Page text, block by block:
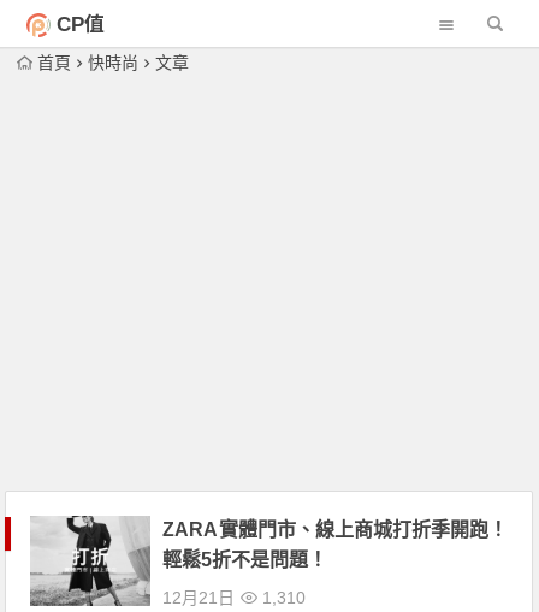
CP值
首頁 快時尚 文章
ZARA實體門市、線上商城打折季開跑！
輕鬆5折不是問題！
12月21日 1,310